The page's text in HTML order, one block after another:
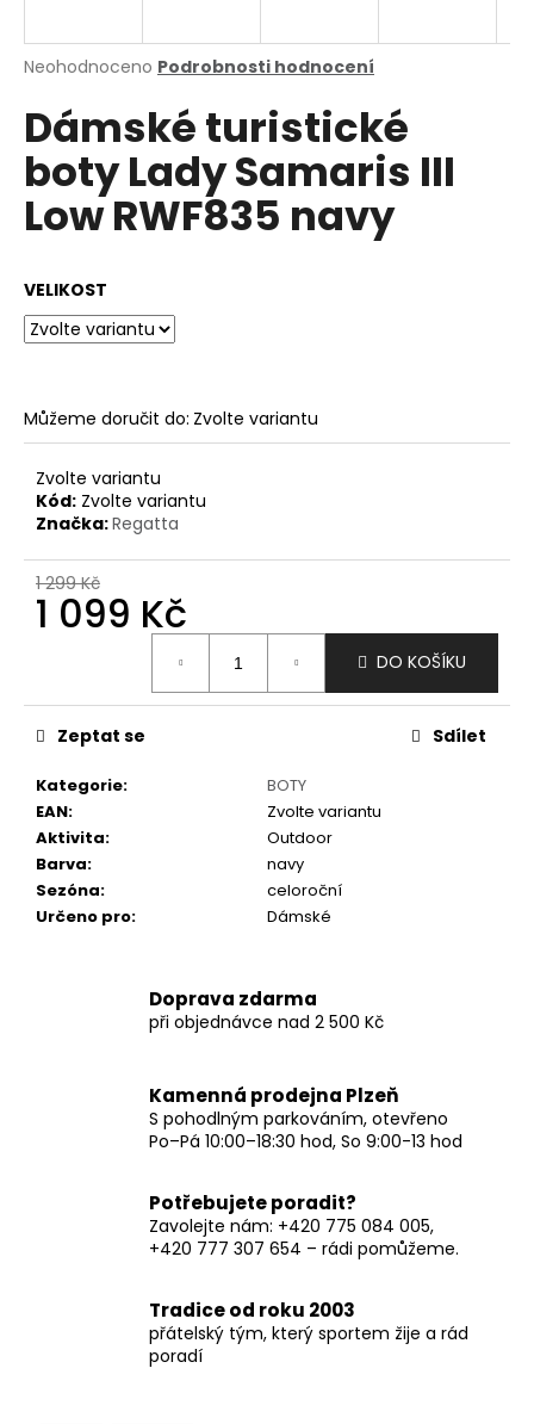
Průměrné
produktu
je
0,0
5
hvězdiček.
Neohodnoceno Podrobnosti hodnocení
Dámské turistické
boty Lady Samaris III
Low RWF835 navy
VELIKOST
Můžeme doručit do: Zvolte variantu
Zvolte variantu
Kód: Zvolte variantu
Značka:Regatta
1 299 Kč
1 099 Kč
DO KOŠÍKU
Kategorie:
BOTY
EAN:
Zvolte variantu
Aktivita:
Outdoor
Barva:
navy
Sezóna:
celoroční
Určeno pro: Dámské
Zeptat se Sdílet
Doprava zdarma
při objednávce nad 2 500 Kč
Kamenná prodejna Plzeň
S pohodlným parkováním, otevřeno
Po–Pá 10:00–18:30 hod, So 9:00-13 hod
Potřebujete poradit?
Zavolejte nám: +420 775 084 005,
+420 777 307 654 – rádi pomůžeme.
Tradice od roku 2003
přátelský tým, který sportem žije a rád
poradí
j
t
?
o
p
u
č
u